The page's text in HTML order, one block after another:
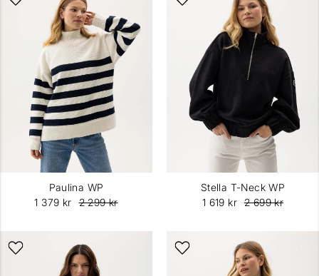
Paulina WP
1 379 kr
2 299 kr
Stella T-Neck WP
1 619 kr 2 699 kr